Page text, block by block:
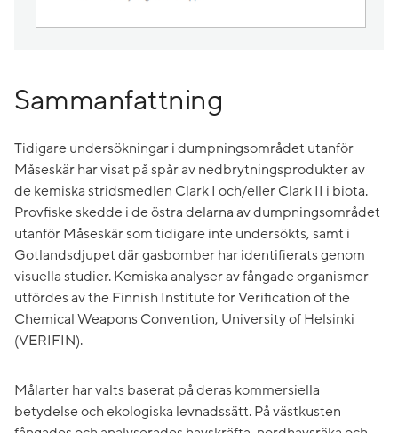
Sammanfattning
Tidigare undersökningar i dumpningsområdet utanför
Måseskär har visat på spår av nedbrytningsprodukter av
de kemiska stridsmedlen Clark I och/eller Clark II i biota.
Provfiske skedde i de östra delarna av dumpningsområdet
utanför Måseskär som tidigare inte undersökts, samt i
Gotlandsdjupet där gasbomber har identifierats genom
visuella studier. Kemiska analyser av fångade organismer
utfördes av the Finnish Institute for Verification of the
Chemical Weapons Convention, University of Helsinki
(VERIFIN).
Målarter har valts baserat på deras kommersiella
betydelse och ekologiska levnadssätt. På västkusten